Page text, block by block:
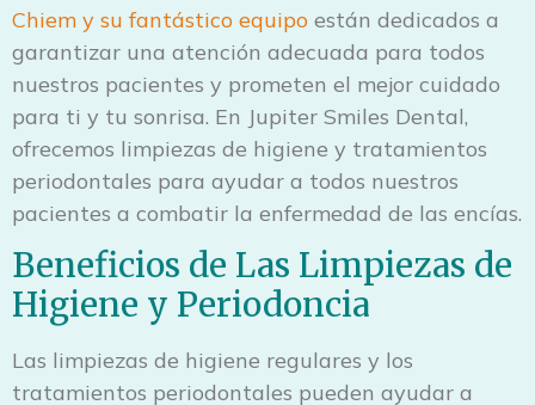
Chiem y su fantástico equipo están dedicados a
garantizar una atención adecuada para todos
nuestros pacientes y prometen el mejor cuidado
para ti y tu sonrisa. En Jupiter Smiles Dental,
ofrecemos limpiezas de higiene y tratamientos
periodontales para ayudar a todos nuestros
pacientes a combatir la enfermedad de las encías.
Beneficios de Las Limpiezas de
Higiene y Periodoncia
Las limpiezas de higiene regulares y los
tratamientos periodontales pueden ayudar a